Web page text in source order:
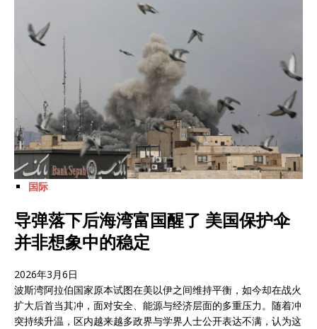
国际
导弹落下后海湾富国醒了 美国保护伞
并非想象中的稳定
2026年3月6日
波斯湾阿拉伯国家原本试图在美以伊之间维持平衡，如今却在战火
扩大后首当其冲，面对安全、能源与经济层面的多重压力。随着冲
突持续升温，区内越来越多政界与学界人士公开表达不满，认为这